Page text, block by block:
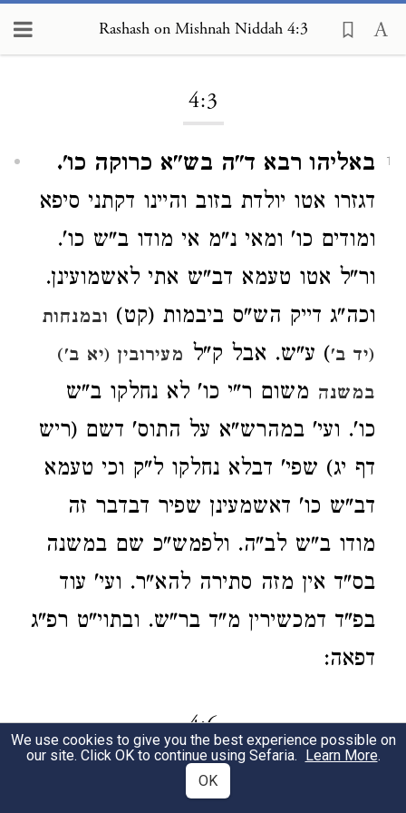
Rashash on Mishnah Niddah 4:3
4:3
1
באליהו רבא ד"ה בש"א כרוקה כו'.
דגזרו אטו יולדת בזוב והיינו דקתני סיפא
ומודים כו' ומאי נ"מ אי מודו ב"ש כו'.
ור"ל אטו טעמא דב"ש אתי לאשמועינן.
וכה"ג דייק הש"ס ביבמות (קט) ובמנחות
(יד ב') ע"ש. אבל ק"ל מעירובין (יא ב')
במשנה משום ר"י כו' לא נחלקו ב"ש
כו'. ועי' במהרש"א על התוס' דשם (ריש
דף יג) שפי' דבלא נחלקו ל"ק וכי טעמא
דב"ש כו' דאשמעינן שפיר דבדבר זה
מודו ב"ש לב"ה. ולפמש"כ שם במשנה
בס"ד אין מזה סתירה להא"ר. ועי' עוד
בפ"ד דמכשירין מ"ד בר"ש. ובתוי"ט רפ"ג
דפאה:
4:6
במשנה כל דמים שהיא רואה טהורין
We use cookies to give you the best experience possible on
our site. Click OK to continue using Sefaria. Learn More.
OK